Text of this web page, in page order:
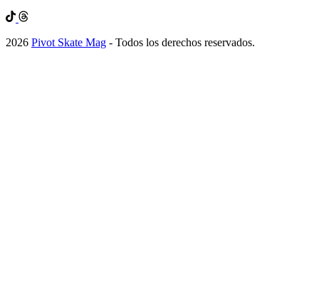
2026 Pivot Skate Mag - Todos los derechos reservados.